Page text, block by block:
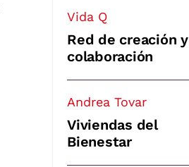
Vida Q
Red de creación y
colaboración
Andrea Tovar
Viviendas del
Bienestar